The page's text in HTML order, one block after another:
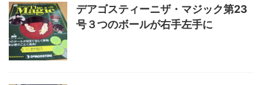
デアゴスティーニザ・マジック第23
号３つのボールが右手左手に